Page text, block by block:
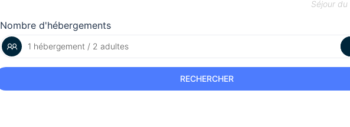
Séjour du
Nombre d'hébergements
1 hébergement / 2 adultes